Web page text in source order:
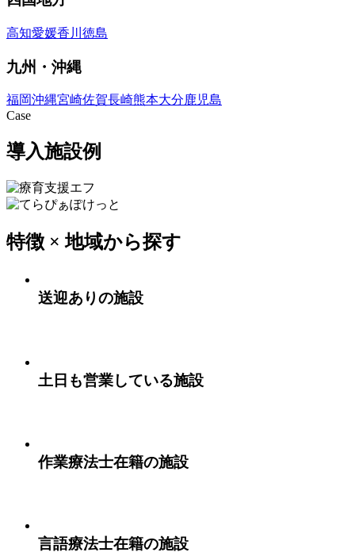
高知愛媛香川 徳島
九州・沖縄
福岡沖縄宮崎佐賀長崎熊本大分鹿児島
Case
導入施設例
特徴 × 地域から探す
送迎ありの施設
土日も営業している施設
作業療法士在籍の施設
言語療法士在籍の施設